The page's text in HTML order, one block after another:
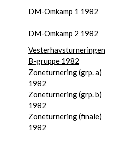
DM-Omkamp 1 1982
DM-Omkamp 2 1982
Vesterhavsturneringen
B-gruppe 1982
Zoneturnering (grp. a)
1982
Zoneturnering (grp. b)
1982
Zoneturnering (finale)
1982